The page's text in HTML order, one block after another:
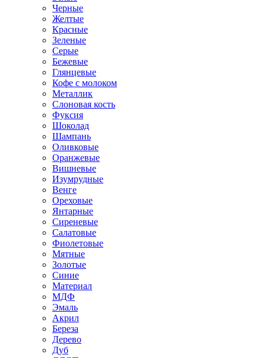
Черные
Желтые
Красные
Зеленые
Серые
Бежевые
Глянцевые
Кофе с молоком
Металлик
Слоновая кость
Фуксия
Шоколад
Шампань
Оливковые
Оранжевые
Вишневые
Изумрудные
Венге
Ореховые
Янтарные
Сиреневые
Салатовые
Фиолетовые
Мятные
Золотые
Синие
Материал
МДФ
Эмаль
Акрил
Береза
Дерево
Дуб